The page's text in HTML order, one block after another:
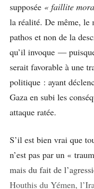
supposée « faillite
la réalité. De même, le
pathos et non de la
qu’il invoque —
serait favorable à une
politique : ayant
Gaza en subi les
attaque ratée.
S’il est bien vrai que
n’est pas par un «
mais du fait de
Houthis du Yémen,